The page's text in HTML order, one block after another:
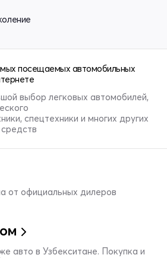
посещаемых автомобильных
выбор легковых автомобилей,
спецтехники и многих других
от официальных дилеров
авто в Узбекситане. Покупка и